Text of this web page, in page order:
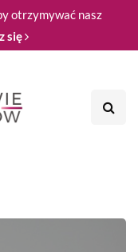
otrzymywać nasz
się